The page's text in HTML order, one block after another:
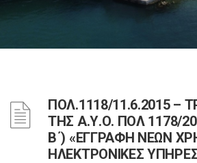
ΠΟΛ.1118/11.6.2015 –
ΤΗΣ Α.Υ.Ο. ΠΟΛ 1178/
Β΄) «ΕΓΓΡΑΦΗ ΝΕΩΝ
ΗΛΕΚΤΡΟΝΙΚΕΣ